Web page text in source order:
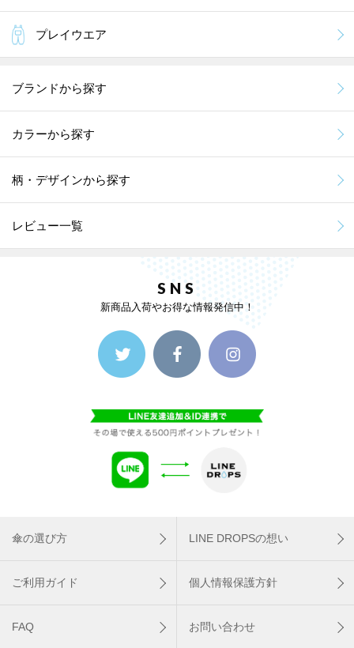
プレイウエア
ブランドから探す
カラーから探す
柄・デザインから探す
レビュー一覧
SNS
新商品入荷やお得な情報発信中！
傘の選び方 LINE DROPSの想い
ご利用ガイド 個人情報保護方針
FAQ お問い合わせ